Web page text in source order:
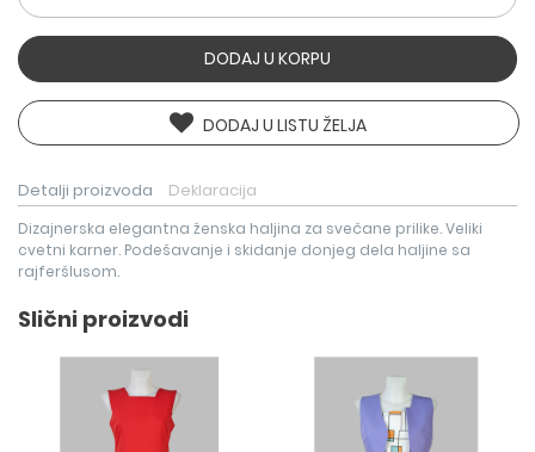
DODAJ U KORPU
DODAJ U LISTU ŽELJA
Detalji proizvoda Deklaracija
Dizajnerska elegantna ženska haljina za svečane prilike. Veliki
cvetni karner. Podešavanje i skidanje donjeg dela haljine sa
rajferšlusom.
Slični proizvodi